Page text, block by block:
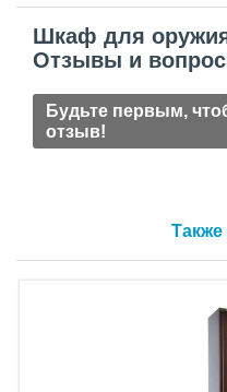
Шкаф для
Отзывы и
Будьте первым,
отзыв!